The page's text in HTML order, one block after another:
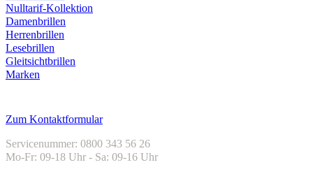
Nulltarif-Kollektion
Damenbrillen
Herrenbrillen
Lesebrillen
Gleitsichtbrillen
Marken
Zum Kontaktformular
Servicenummer: 0800 343 56 26
Mo-Fr: 09-18 Uhr - Sa: 09-16 Uhr